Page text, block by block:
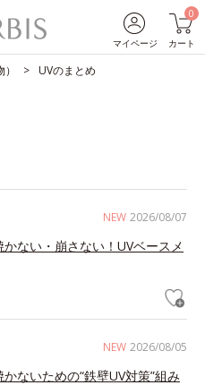
マイページ
0
カート
UVのまとめ
NEW 2026/08/07
ない・崩さない！UVベースメ
NEW 2026/08/05
ないための“鉄壁UV対策”組み